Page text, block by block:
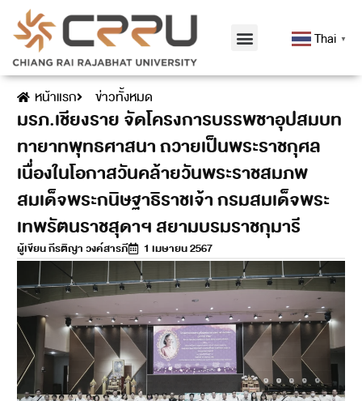
Thai ▼
หน้าแรก ข่าวทั้งหมด
มรภ.เชียงราย จัดโครงการบรรพชาอุปสมบท
ทายาทพุทธศาสนา ถวายเป็นพระราชกุศล
เนื่องในโอกาสวันคล้ายวันพระราชสมภพ
สมเด็จพระกนิษฐาธิราชเจ้า กรมสมเด็จพระ
เทพรัตนราชสุดาฯ สยามบรมราชกุมารี
ผู้เขียนกีรติญา วงค์สารภี 1 เมษายน 2567